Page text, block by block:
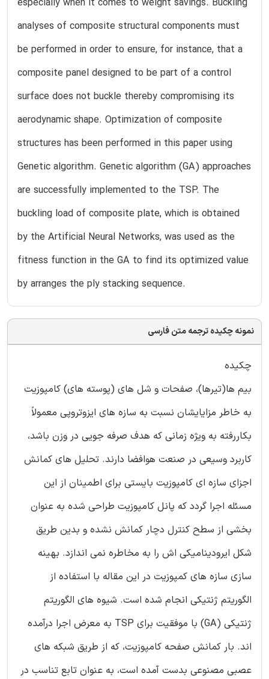
especially when it comes to weight savings. Buckling
analyses of composite structural components must
be performed in order to ensure, for instance, that a
composite panel designed to be part of a control
surface does not buckle thereby compromising its
aerodynamic shape. Optimization of composite
structures has been performed in this paper using
Genetic algorithm. Genetic algorithm (GA) approaches
are successfully implemented to the TSP. The
buckling load of composite plate, which is obtained
by the Artificial Neural Networks, was used as the
fitness function in the GA to find its optimized value
by arranges the ply stacking sequence.
نمونه چکیده ترجمه متن فارسی
چکیده
بیم ها(تیرها)، صفحات و شل های (پوسته های) کامپوزیت
به خاطر مزایایشان نسبت به سازه های ایزوتروپی معمولاً
بکاررفته به ویژه زمانی که هدف صرفه جویی در وزن باشد،
کاربرد وسیعی در صنعت هوافضا دارند. تحلیل های کمانش
اجزای سازه ای کامپوزیت بایستی برای اطمینان از این
مسئله اجرا گردد که پانل کامپوزیت طراحی شده به عنوان
بخشی از سطح کنترل دچار کمانش نشده و بدین طریق
شکل ایرودینامیکی اش را به مخاطره نمی اندازد. بهینه
سازی سازه های کمپوزیت در این مقاله با استفاده از
الگوریتم ژنتیکی انجام شده است. شیوه های الگوریتم
ژنتیکی (GA) با موفقیت برای TSP به معرض اجرا درآمده
اند. بار کمانش صفحه کامپوزیت، که از طریق شبکه های
عصبی مصنوعی بدست آمده است، به عنوان تابع تناسب در